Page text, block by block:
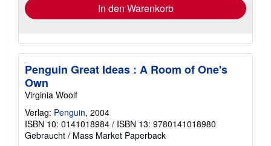
In den Warenkorb
Penguin Great Ideas : A Room of One's
Own
Virginia Woolf
Verlag: Penguin, 2004
ISBN 10: 0141018984 / ISBN 13: 9780141018980
Gebraucht / Mass Market Paperback